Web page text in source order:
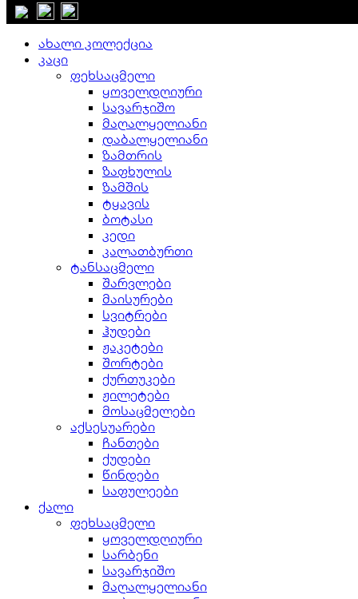
დახურვა
ახალი კოლექცია
კაცი
ფეხსაცმელი
ყოველდღიური
სავარჯიშო
მაღალყელიანი
დაბალყელიანი
ზამთრის
ზაფხულის
ზამშის
ტყავის
ბოტასი
კედი
კალათბურთი
ტანსაცმელი
შარვლები
მაისურები
სვიტრები
ჰუდები
ჟაკეტები
შორტები
ქურთუკები
ჟილეტები
მოსაცმელები
აქსესუარები
ჩანთები
ქუდები
წინდები
საფულეები
ქალი
ფეხსაცმელი
ყოველდღიური
სარბენი
სავარჯიშო
მაღალყელიანი